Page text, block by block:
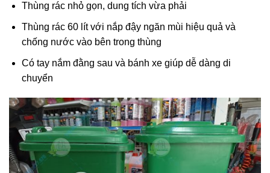
Thùng rác nhỏ gọn, dung tích vừa phải
Thùng rác 60 lít với nắp đậy ngăn mùi hiệu quả và
chống nước vào bên trong thùng
Có tay nắm đằng sau và bánh xe giúp dễ dàng di
chuyển